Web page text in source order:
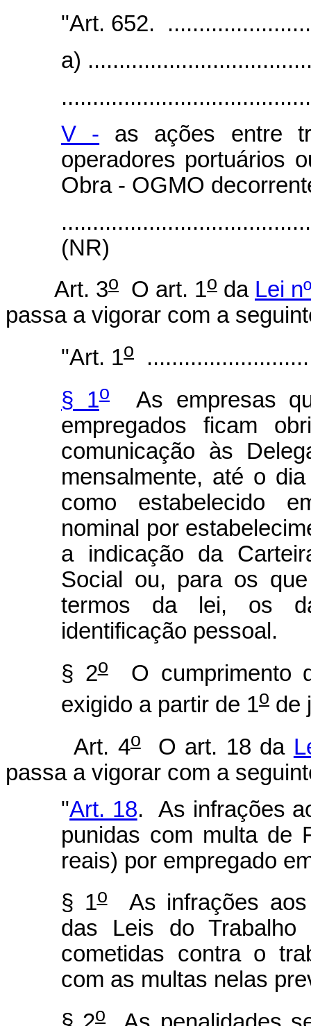
"Art. 652.
a)
V - as ações entre
operadores portuários
Obra - OGMO
(NR)
Art. 3o O art. 1o da Lei
passa a vigorar com a
"Art. 1o
§ 1oAs empresas
empregados ficam
comunicação às
mensalmente, até o
como estabelecido
nominal por
a indicação da
Social ou, para os
termos da lei, os
identificação pessoal.
§ 2oO cumprimento
exigido a partir de 1o de
Art. 4oO art. 18 da
passa a vigorar com a
"Art. 18. As infrações
punidas com multa de
reais) por empregado
§ 1oAs infrações aos
das Leis do Trabalho
cometidas contra o
com as multas nelas
o